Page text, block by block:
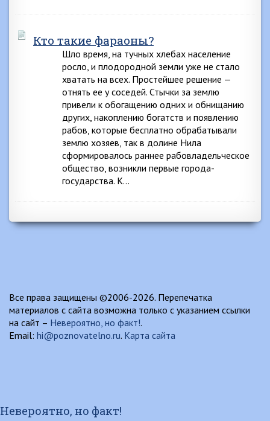
Кто такие фараоны?
Шло время, на тучных хлебах население
росло, и плодородной земли уже не стало
хватать на всех. Простейшее решение —
отнять ее у соседей. Стычки за землю
привели к обогащению одних и обнищанию
других, накоплению богатств и появлению
рабов, которые бесплатно обрабатывали
землю хозяев, так в долине Нила
сформировалось раннее рабовладельческое
общество, возникли первые города-
государства. К…
Все права защищены ©2006-2026. Перепечатка
материалов с сайта возможна только с указанием ссылки
на сайт – Невероятно, но факт!.
Email: hi@poznovatelno.ru. Карта сайта
Невероятно, но факт!